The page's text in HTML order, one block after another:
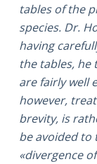
tables of the
species. Dr.
having
the tables,
are fairly well
however,
brevity, is
be avoided to
«divergence